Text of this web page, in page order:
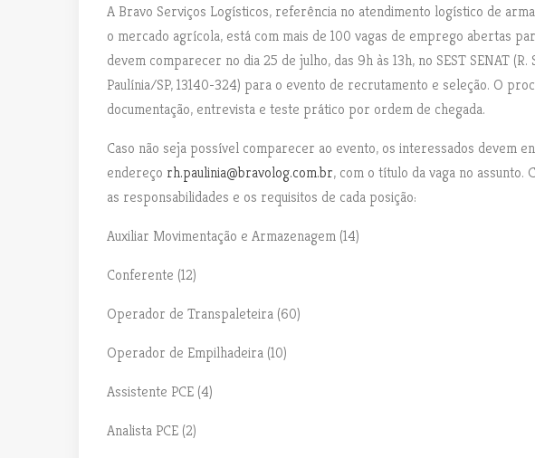
A Bravo Serviços Logísticos, referência no atendimento logístico de
o mercado agrícola, está com mais de 100 vagas de emprego abertas
devem comparecer no dia 25 de julho, das 9h às 13h, no SEST SENAT (R.
Paulínia/SP, 13140-324) para o evento de recrutamento e seleção. O
documentação, entrevista e teste prático por ordem de chegada.
Caso não seja possível comparecer ao evento, os interessados devem
endereço rh.paulinia@bravolog.com.br, com o título da vaga no assunto.
as responsabilidades e os requisitos de cada posição:
Auxiliar Movimentação e Armazenagem (14)
Conferente (12)
Operador de Transpaleteira (60)
Operador de Empilhadeira (10)
Assistente PCE (4)
Analista PCE (2)